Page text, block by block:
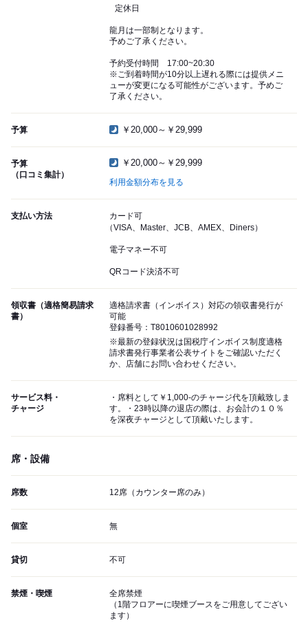
定休日
龍月は一部制となります。
予めご了承ください。
予約受付時間 17:00~20:30
※ご到着時間が10分以上遅れる際には提供メニ
ューが変更になる可能性がございます。予めご
了承ください。
予算 ￥20,000～￥29,999
予算
（口コミ集計）
￥20,000～￥29,999
利用金額分布を見る
支払い方法
カード可
（VISA、Master、JCB、AMEX、Diners）
電子マネー不可
QRコード決済不可
領収書（適格簡易請求
書）
適格請求書（インボイス）対応の領収書発行が
可能
登録番号：T8010601028992
※最新の登録状況は国税庁インボイス制度適格
請求書発行事業者公表サイトをご確認いただく
か、店舗にお問い合わせください。
サービス料・
チャージ
・席料として￥1,000-のチャージ代を頂戴致しま
す。・23時以降の退店の際は、お会計の１０％
を深夜チャージとして頂戴いたします。
席・設備
席数 12席（カウンター席のみ）
個室 無
貸切 不可
禁煙・喫煙
全席禁煙
（1階フロアーに喫煙ブースをご用意してござい
ます）